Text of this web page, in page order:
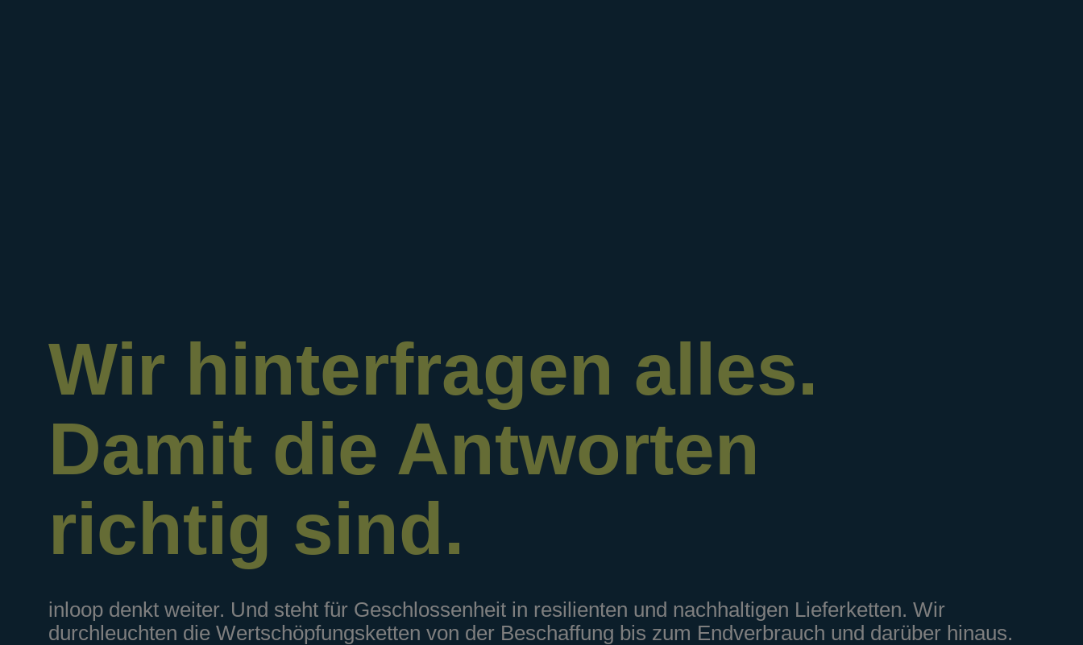
Wir hinterfragen alles.
Damit die Antworten
richtig sind.
inloop denkt weiter. Und steht für Geschlossenheit in resilienten und nachhaltigen Lieferketten. Wir
durchleuchten die Wertschöpfungsketten von der Beschaffung bis zum Endverbrauch und darüber hinaus.